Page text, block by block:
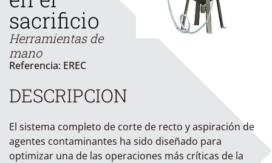
sacrificio
Herramientas de
mano
Referencia: EREC
DESCRIPCION
El sistema completo de corte de recto y aspiración de
agentes contaminantes ha sido diseñado para
optimizar una de las operaciones más críticas de la